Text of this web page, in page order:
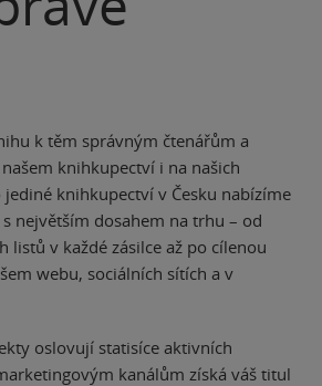
k těm správným čtenářům a
knihkupectví i na našich
jediné knihkupectví v Česku nabízíme
největším dosahem na trhu – od
listů v každé zásilce až po cílenou
webu, sociálních sítích a v
oslovují statisíce aktivních
kanálům získá váš titul